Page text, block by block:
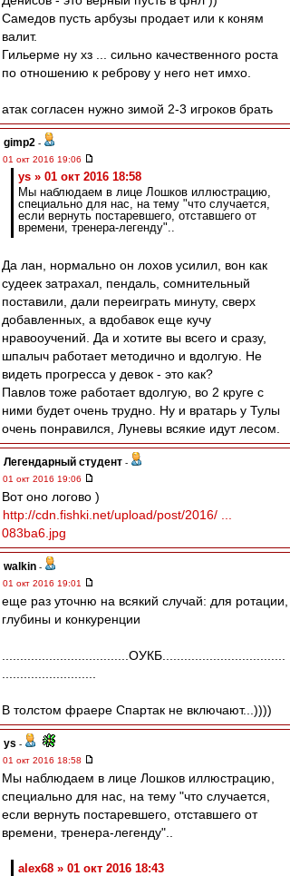
Самедов пусть арбузы продает или к коням
валит.
Гильерме ну хз ... сильно качественного роста
по отношению к реброву у него нет имхо.
атак согласен нужно зимой 2-3 игроков брать
gimp2 -
01 окт 2016 19:06
ys » 01 окт 2016 18:58
Мы наблюдаем в лице Лошков иллюстрацию,
специально для нас, на тему "что случается,
если вернуть постаревшего, отставшего от
времени, тренера-легенду"..
Да лан, нормально он лохов усилил, вон как
судеек затрахал, пендаль, сомнительный
поставили, дали переиграть минуту, сверх
добавленных, а вдобавок еще кучу
нравооучений. Да и хотите вы всего и сразу,
шпалыч работает методично и вдолгую. Не
видеть прогресса у девок - это как?
Павлов тоже работает вдолгую, во 2 круге с
ними будет очень трудно. Ну и вратарь у Тулы
очень понравился, Луневы всякие идут лесом.
Легендарный студент -
01 окт 2016 19:06
Вот оно логово )
http://cdn.fishki.net/upload/post/2016/ ...
083ba6.jpg
walkin -
01 окт 2016 19:01
еще раз уточню на всякий случай: для ротации,
глубины и конкуренции
...................................ОУКБ..................................
В толстом фраере Спартак не включают...))))
ys -
01 окт 2016 18:58
Мы наблюдаем в лице Лошков иллюстрацию,
специально для нас, на тему "что случается,
если вернуть постаревшего, отставшего от
времени, тренера-легенду"..
alex68 » 01 окт 2016 18:43